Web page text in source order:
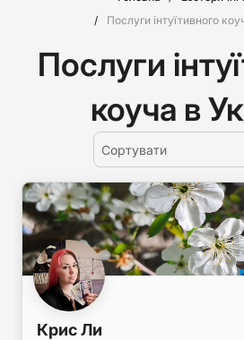
Послуги інтуїтивного
Послуги
коуча в
Сортувати
Крис Ли